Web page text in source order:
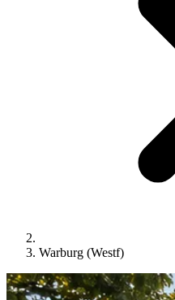
Warburg (Westf)